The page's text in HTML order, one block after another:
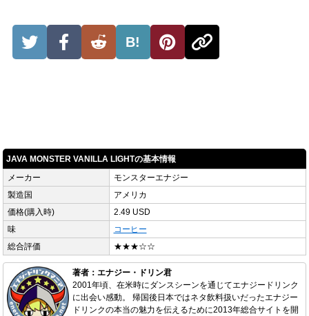
B!
JAVA MONSTER VANILLA LIGHTの基本情報
メーカー
モンスターエナジー
製造国
アメリカ
価格(購入時)
2.49 USD
味
コーヒー
総合評価
★★★☆☆
著者：エナジー・ドリン君
2001年頃、在米時にダンスシーンを通じてエナジードリンク
に出会い感動。 帰国後日本ではネタ飲料扱いだったエナジー
ドリンクの本当の魅力を伝えるために2013年総合サイトを開